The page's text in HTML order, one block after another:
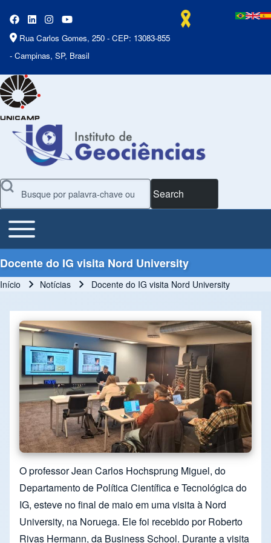
Rua Carlos Gomes, 250 - CEP: 13083-855
- Campinas, SP, Brasil
Search
Main Menu
Toggle main menu
Docente do IG visita Nord University
Início Notícias Docente do IG visita Nord University
O professor Jean Carlos Hochsprung Miguel, do
Departamento de Política Científica e Tecnológica do
IG, esteve no final de maio em uma visita à Nord
University, na Noruega. Ele foi recebido por Roberto
Rivas Hermann, da Business School. Durante a visita